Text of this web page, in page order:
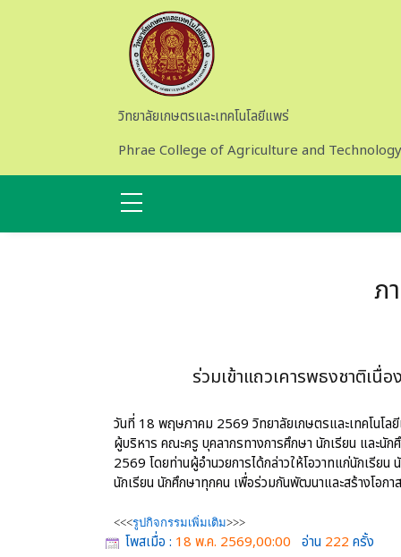
วิทยาลัยเกษตรและเทคโนโลยีแพร่
Phrae College of Agriculture and Technology
ภ
ร่วมเข้าแถวเคารพธงชาติเนื่
วันที่ 18 พฤษภาคม 2569 วิทยาลัยเกษตรและเทคโนโล
ผู้บริหาร คณะครู บุคลากรทางการศึกษา นักเรียน และนัก
2569 โดยท่านผู้อำนวยการได้กล่าวให้โอวาทแก่นักเรีย
นักเรียน นักศึกษาทุกคน เพื่อร่วมกันพัฒนาและสร้างโอกา
<<<รูปกิจกรรมเพิ่มเติม>>>
โพสเมื่อ : 18 พ.ค. 2569,00:00 อ่าน 222 ครั้ง